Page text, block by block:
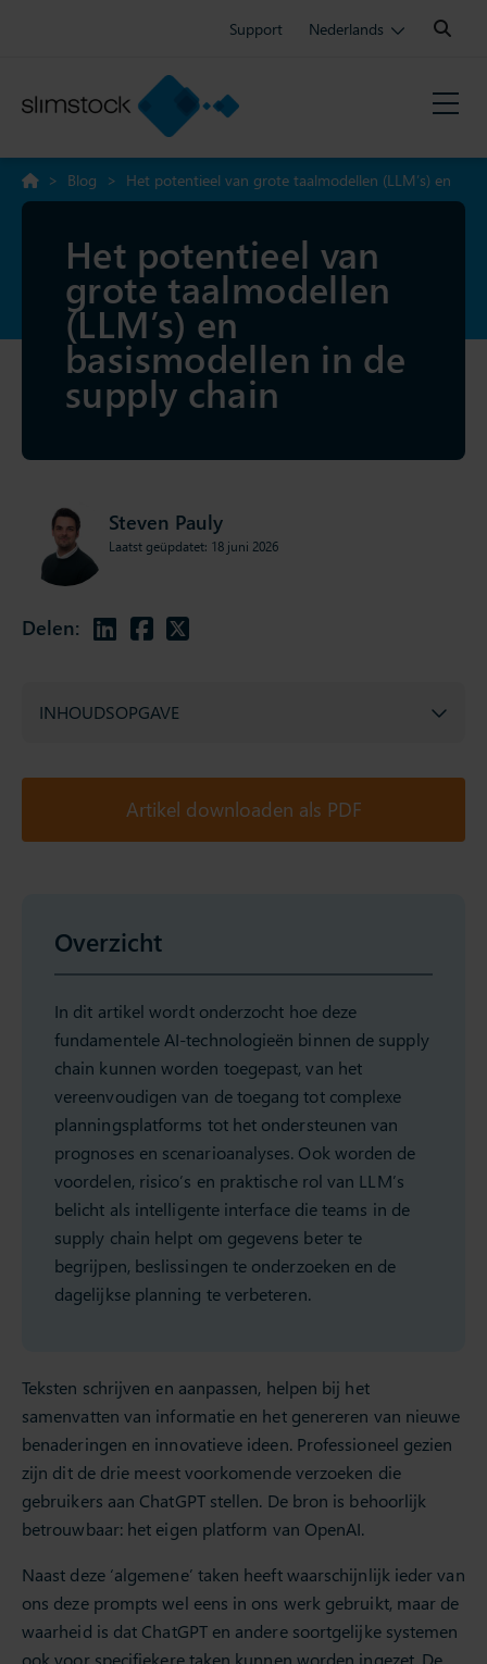
Support Nederlands
Search:
> Blog > Het potentieel van grote taalmodellen (LLM’s) en
basismodellen in de supply chain
Het potentieel van
grote taalmodellen
(LLM’s) en
basismodellen in de
supply chain
Delen:
Steven Pauly
Laatst geüpdatet: 18 juni 2026
INHOUDSOPGAVE
Artikel downloaden als PDF
Overzicht
In dit artikel wordt onderzocht hoe deze
fundamentele AI-technologieën binnen de supply
chain kunnen worden toegepast, van het
vereenvoudigen van de toegang tot complexe
planningsplatforms tot het ondersteunen van
prognoses en scenarioanalyses. Ook worden de
voordelen, risico’s en praktische rol van LLM’s
belicht als intelligente interface die teams in de
supply chain helpt om gegevens beter te
begrijpen, beslissingen te onderzoeken en de
dagelijkse planning te verbeteren.
Teksten schrijven en aanpassen, helpen bij het
samenvatten van informatie en het genereren van nieuwe
benaderingen en innovatieve ideen. Professioneel gezien
zijn dit de drie meest voorkomende verzoeken die
gebruikers aan ChatGPT stellen. De bron is behoorlijk
betrouwbaar: het eigen platform van OpenAI.
Naast deze ‘algemene’ taken heeft waarschijnlijk ieder van
ons deze prompts wel eens in ons werk gebruikt, maar de
waarheid is dat ChatGPT en andere soortgelijke systemen
ook voor specifiekere taken kunnen worden ingezet. De